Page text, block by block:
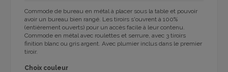
Commode de bureau en métal à placer sous la table et pouvoir
avoir un bureau bien rangé. Les tiroirs s'ouvrent à 100%
(entièrement ouverts) pour un accès facile à leur contenu.
Commode en métal avec roulettes et serrure, avec 3 tiroirs
finition blanc ou gris argent. Avec plumier inclus dans le premier
tiroir.
Choix couleur